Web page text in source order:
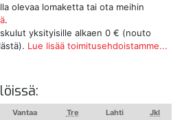
olevaa lomaketta tai ota meihin
.
yksityisille alkaen 0 € (nouto
Lue lisää toimitusehdoistamme...
Vantaa Tre Lahti Jkl